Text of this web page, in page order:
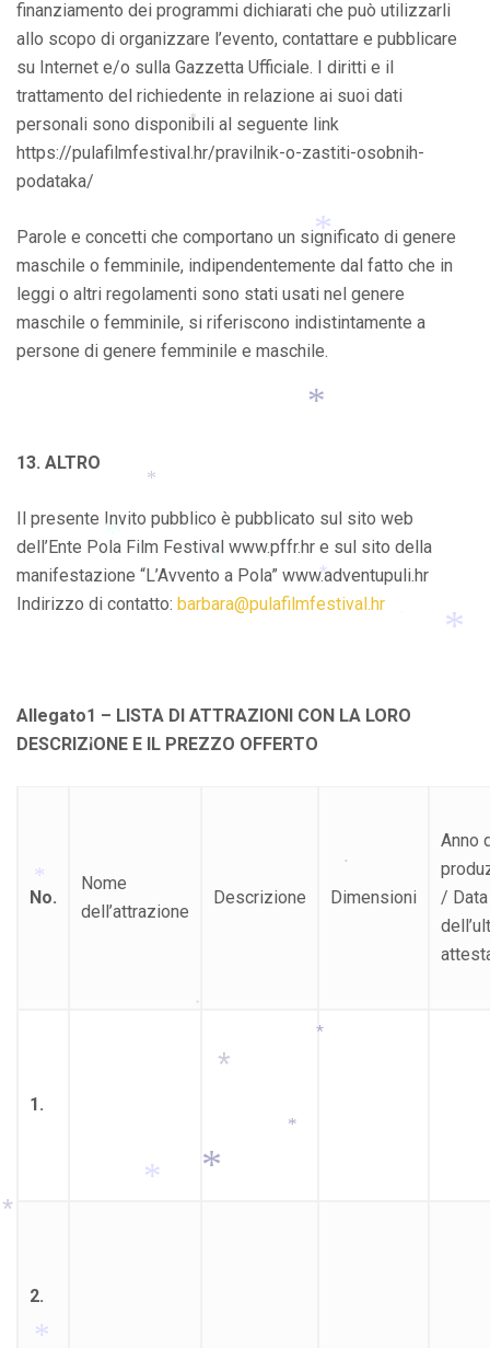
finanziamento dei programmi dichiarati che può utilizzarli
allo scopo di organizzare l’evento, contattare e pubblicare
su Internet e/o sulla Gazzetta Ufficiale. I diritti e il
trattamento del richiedente in relazione ai suoi dati
personali sono disponibili al seguente link
https://pulafilmfestival.hr/pravilnik-o-zastiti-osobnih-
podataka/
Parole e concetti che comportano un significato di genere
maschile o femminile, indipendentemente dal fatto che in
leggi o altri regolamenti sono stati usati nel genere
maschile o femminile, si riferiscono indistintamente a
persone di genere femminile e maschile.
13. ALTRO
Il presente Invito pubblico è pubblicato sul sito web
dell’Ente Pola Film Festival www.pffr.hr e sul sito della
manifestazione “L’Avvento a Pola” www.adventupuli.hr
Indirizzo di contatto: barbara@pulafilmfestival.hr
Allegato1 – LISTA DI ATTRAZIONI CON LA LORO
DESCRIZIONE E IL PREZZO OFFERTO
No.
Nome
dell’attrazione
Descrizione Dimensioni
Anno
/ Data
1.
2.
*
*
*
*
*
*